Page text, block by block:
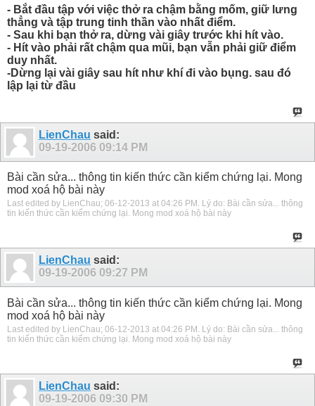
- Bắt đầu tập với việc thở ra chậm bằng mốm, giữ lưng
thẳng và tập trung tinh thần vào nhất điểm.
- Sau khi bạn thở ra, dừng vài giây trước khi hít vào.
- Hít vào phải rất chậm qua mũi, bạn vẫn phải giữ điểm
duy nhất.
-Dừng lại vài giây sau hít như khí đi vào bụng. sau đó
lập lại từ đầu
LienChau said:
09-19-2006 09:14 PM
Bài cần sửa... thông tin kiến thức cần kiểm chứng lại. Mong
mod xoá hộ bài này
Last edited by LienChau; 06-12-2013 at 04:26 PM . Lý do: Bài cần sửa... thông
tin kiến thức cần kiểm chứng lại. Mong mod xoá hộ bài này
LienChau said:
09-19-2006 09:27 PM
Bài cần sửa... thông tin kiến thức cần kiểm chứng lại. Mong
mod xoá hộ bài này
Last edited by LienChau; 06-12-2013 at 04:26 PM. Lý do: Bài cần sửa... thông
tin kiến thức cần kiểm chứng lại. Mong mod xoá hộ bài này
LienChau said:
09-19-2006 09:30 PM